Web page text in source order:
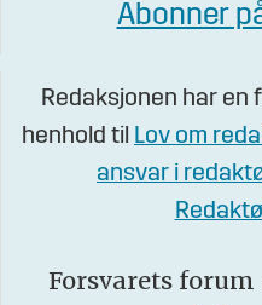
Abonner
Redaksjonen har en
henhold til Lov om
ansvar i
Forsvarets